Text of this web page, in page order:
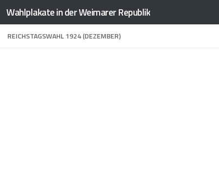
Zum Inhalt springen
Wahlplakate in der Weimarer Republik
REICHSTAGSWAHL 1924 (DEZEMBER)